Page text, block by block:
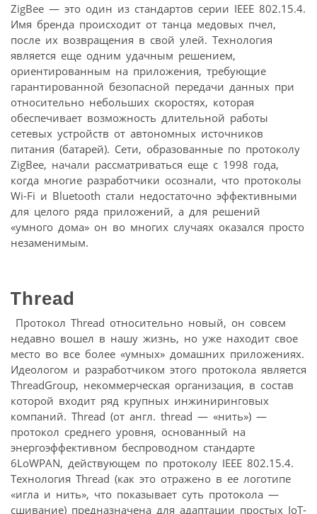
ZigBee — это один из стандартов серии IEEE 802.15.4.
Имя бренда происходит от танца медовых пчел,
после их возвращения в свой улей. Технология
является еще одним удачным решением,
ориентированным на приложения, требующие
гарантированной безопасной передачи данных при
относительно небольших скоростях, которая
обеспечивает возможность длительной работы
сетевых устройств от автономных источников
питания (батарей). Сети, образованные по протоколу
ZigBee, начали рассматриваться еще с 1998 года,
когда многие разработчики осознали, что протоколы
Wi-Fi и Bluetooth стали недостаточно эффективными
для целого ряда приложений, а для решений
«умного дома» он во многих случаях оказался просто
незаменимым.
Thread
Протокол Thread относительно новый, он совсем
недавно вошел в нашу жизнь, но уже находит свое
место во все более «умных» домашних приложениях.
Идеологом и разработчиком этого протокола является
ThreadGroup, некоммерческая организация, в состав
которой входит ряд крупных инжиниринговых
компаний. Thread (от англ. thread — «нить») —
протокол среднего уровня, основанный на
энергоэффективном беспроводном стандарте
6LoWPAN, действующем по протоколу IEEE 802.15.4.
Технология Thread (как это отражено в ее логотипе
«игла и нить», что показывает суть протокола —
сшивание) предназначена для адаптации простых IoT-